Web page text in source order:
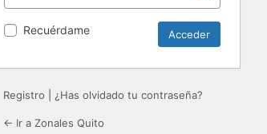
Recuérdame
Registro ¿Has olvidado tu contraseña?
← Ir a Zonales Quito